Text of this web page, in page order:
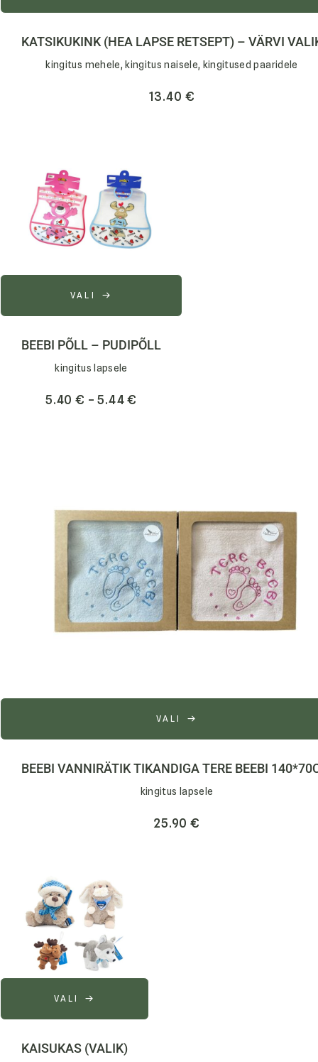
KATSIKUKINK (HEA LAPSE RETSEPT) – VÄRVI
kingitus mehele, kingitus naisele, kingitused paaridele
13.40 €
VALI
BEEBI PÕLL – PUDIPÕLL
kingitus lapsele
5.40 € – 5.44€
VALI
BEEBI VANNIRÄTIK TIKANDIGA TERE BEEBI
kingitus lapsele
25.90 €
VALI
KAISUKAS (VALIK)